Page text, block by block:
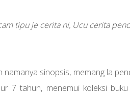
tipu je cerita ni, Ucu cerita
namanya sinopsis, memang la
7 tahun, menemui koleksi buku